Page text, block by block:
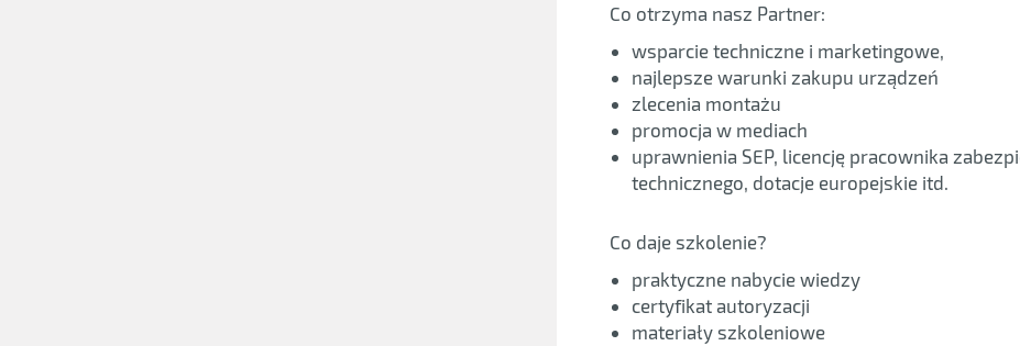
Co otrzyma nasz Partner:
wsparcie techniczne i marketingowe,
najlepsze warunki zakupu urządzeń
zlecenia montażu
promocja w mediach
uprawnienia SEP, licencję pracownika
technicznego, dotacje europejskie itd.
Co daje szkolenie?
praktyczne nabycie wiedzy
certyfikat autoryzacji
materiały szkoleniowe